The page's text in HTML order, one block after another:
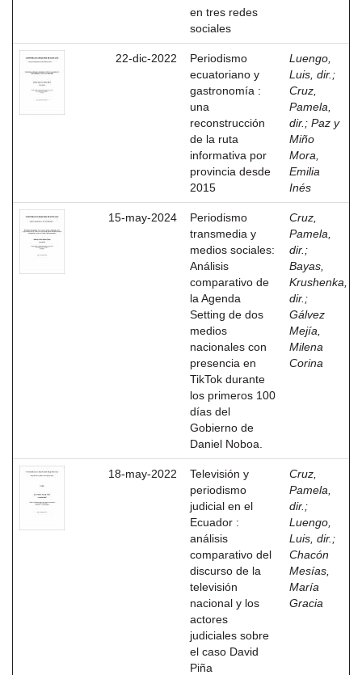
en tres redes
sociales
22-dic-2022
Periodismo
ecuatoriano y
gastronomía :
una
reconstrucción
de la ruta
informativa por
provincia desde
2015
Luengo,
Luis, dir. ;
Cruz,
Pamela,
dir. ; Paz y
Miño
Mora,
Emilia
Inés
15-may-2024
Periodismo
transmedia y
medios sociales:
Análisis
comparativo de
la Agenda
Setting de dos
medios
nacionales con
presencia en
TikTok durante
los primeros 100
días del
Gobierno de
Daniel Noboa.
Cruz,
Pamela,
dir. ;
Bayas,
Krushenka,
dir. ;
Gálvez
Mejía,
Milena
Corina
18-may-2022
Televisión y
periodismo
judicial en el
Ecuador :
análisis
comparativo del
discurso de la
televisión
nacional y los
actores
judiciales sobre
el caso David
Piña
Cruz,
Pamela,
dir. ;
Luengo,
Luis, dir. ;
Chacón
Mesías,
María
Gracia